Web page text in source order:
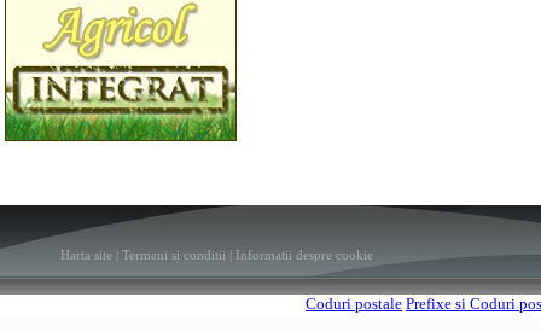
Harta site | Termeni si conditii | Informatii despre cookie
Coduri postale Prefixe si Coduri